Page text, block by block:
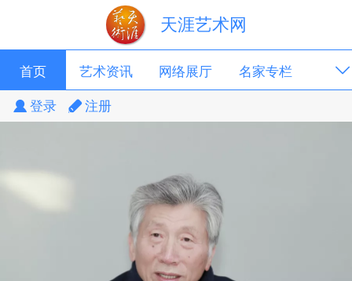
天涯艺术网
首页 艺术资讯 网络展厅 名家专栏
关于我们
登录 注册